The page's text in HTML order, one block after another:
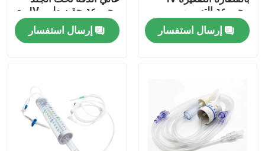
فيديوهات
مجموعة التسريب
إرسال استفسار
مجموعة حقن طبي IV مع
Burette
إرسال استفسار